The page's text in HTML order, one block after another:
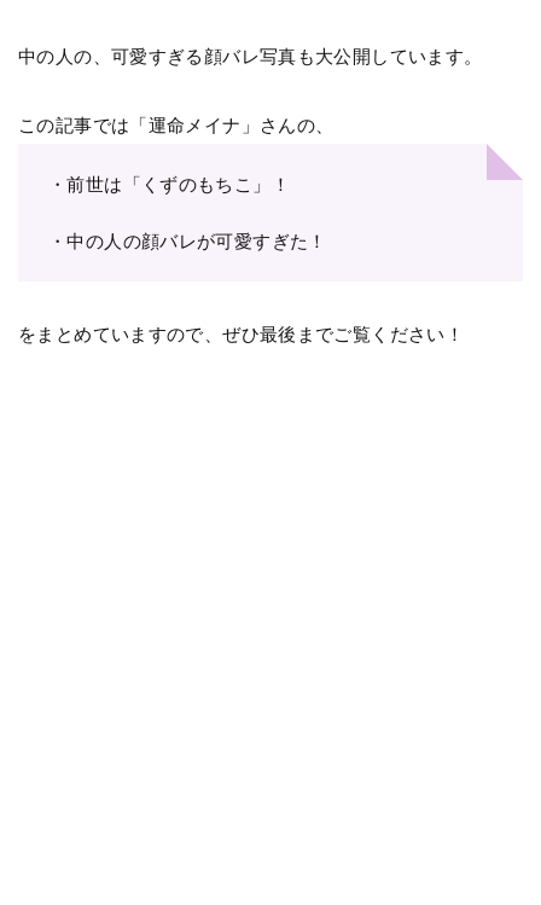
中の人の、可愛すぎる顔バレ写真も大公開しています。
この記事では「運命メイナ」さんの、
・前世は「くずのもちこ」！
・中の人の顔バレが可愛すぎた！
をまとめていますので、ぜひ最後までご覧ください！